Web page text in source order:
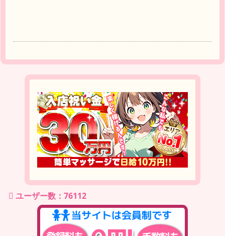
ユーザー数：76112